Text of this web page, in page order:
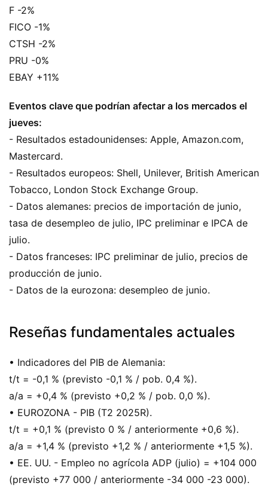
F -2%
FICO -1%
CTSH -2%
PRU -0%
EBAY +11%
Eventos clave que podrían afectar a los mercados el
jueves:
- Resultados estadounidenses: Apple, Amazon.com,
Mastercard.
- Resultados europeos: Shell, Unilever, British American
Tobacco, London Stock Exchange Group.
- Datos alemanes: precios de importación de junio,
tasa de desempleo de julio, IPC preliminar e IPCA de
julio.
- Datos franceses: IPC preliminar de julio, precios de
producción de junio.
- Datos de la eurozona: desempleo de junio.
Reseñas fundamentales actuales
• Indicadores del PIB de Alemania:
t/t = -0,1 % (previsto -0,1 % / pob. 0,4 %).
a/a = +0,4 % (previsto +0,2 % / pob. 0,0 %).
• EUROZONA - PIB (T2 2025R).
t/t = +0,1 % (previsto 0 % / anteriormente +0,6 %).
a/a = +1,4 % (previsto +1,2 % / anteriormente +1,5 %).
• EE. UU. - Empleo no agrícola ADP (julio) = +104 000
(previsto +77 000 / anteriormente -34 000 -23 000).